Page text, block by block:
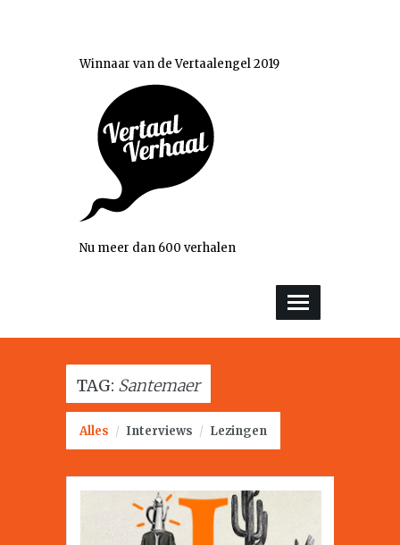
Winnaar van de Vertaalengel 2019
Nu meer dan 600 verhalen
TAG: Santemaer
Alles / Interviews / Lezingen